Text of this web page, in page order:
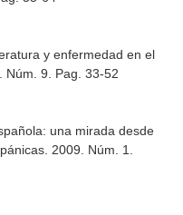
y enfermedad en el
Núm. 9. Pag. 33-52
una mirada desde
. 2009. Núm. 1.